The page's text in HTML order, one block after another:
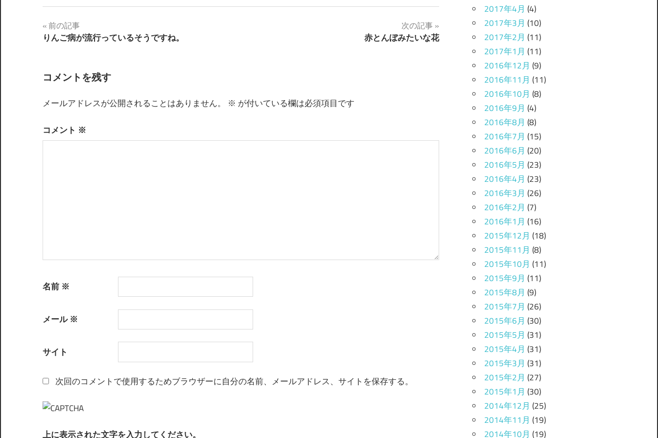
投
ナ
ビ
ー
前の記事
りんご病が流行っているそうですね。
次の記事
赤とんぼみたいな花
コメントを残す
メールアドレスが公開されることはありません。 ※ が付いている欄は必須項目です
コメント ※
名前 ※
メール※
サイト
次回のコメントで使用するためブラウザーに自分の名前、メールアドレス、サイトを保存する。
上に表示された文字を入力してください。
2017年4月 (4)
2017年3月 (10)
2017年2月 (11)
2017年1月 (11)
2016年12月 (9)
2016年11月 (11)
2016年10月 (8)
2016年9月 (4)
2016年8月 (8)
2016年7月 (15)
2016年6月 (20)
2016年5月 (23)
2016年4月 (23)
2016年3月 (26)
2016年2月 (7)
2016年1月 (16)
2015年12月 (18)
2015年11月 (8)
2015年10月 (11)
2015年9月 (11)
2015年8月 (9)
2015年7月 (26)
2015年6月 (30)
2015年5月 (31)
2015年4月 (31)
2015年3月 (31)
2015年2月 (27)
2015年1月 (30)
2014年12月 (25)
2014年11月 (19)
2014年10月 (19)